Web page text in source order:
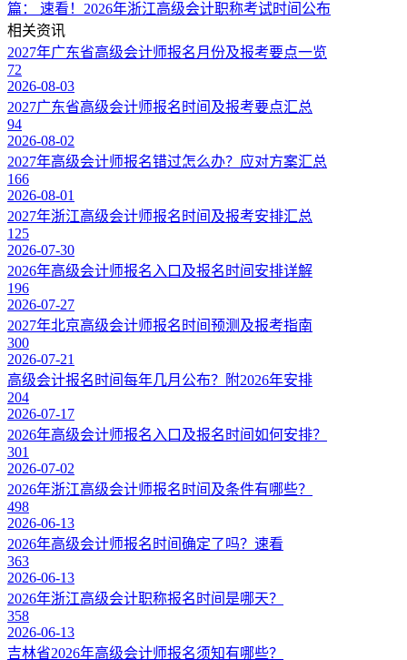
篇： 速看！2026年浙江高级会计职称考试时间公布
相关资讯
2027年广东省高级会计师报名月份及报考要点一览
72
2026-08-03
2027广东省高级会计师报名时间及报考要点汇总
94
2026-08-02
2027年高级会计师报名错过怎么办？应对方案汇总
166
2026-08-01
2027年浙江高级会计师报名时间及报考安排汇总
125
2026-07-30
2026年高级会计师报名入口及报名时间安排详解
196
2026-07-27
2027年北京高级会计师报名时间预测及报考指南
300
2026-07-21
高级会计报名时间每年几月公布？附2026年安排
204
2026-07-17
2026年高级会计师报名入口及报名时间如何安排？
301
2026-07-02
2026年浙江高级会计师报名时间及条件有哪些？
498
2026-06-13
2026年高级会计师报名时间确定了吗？速看
363
2026-06-13
2026年浙江高级会计职称报名时间是哪天？
358
2026-06-13
吉林省2026年高级会计师报名须知有哪些？